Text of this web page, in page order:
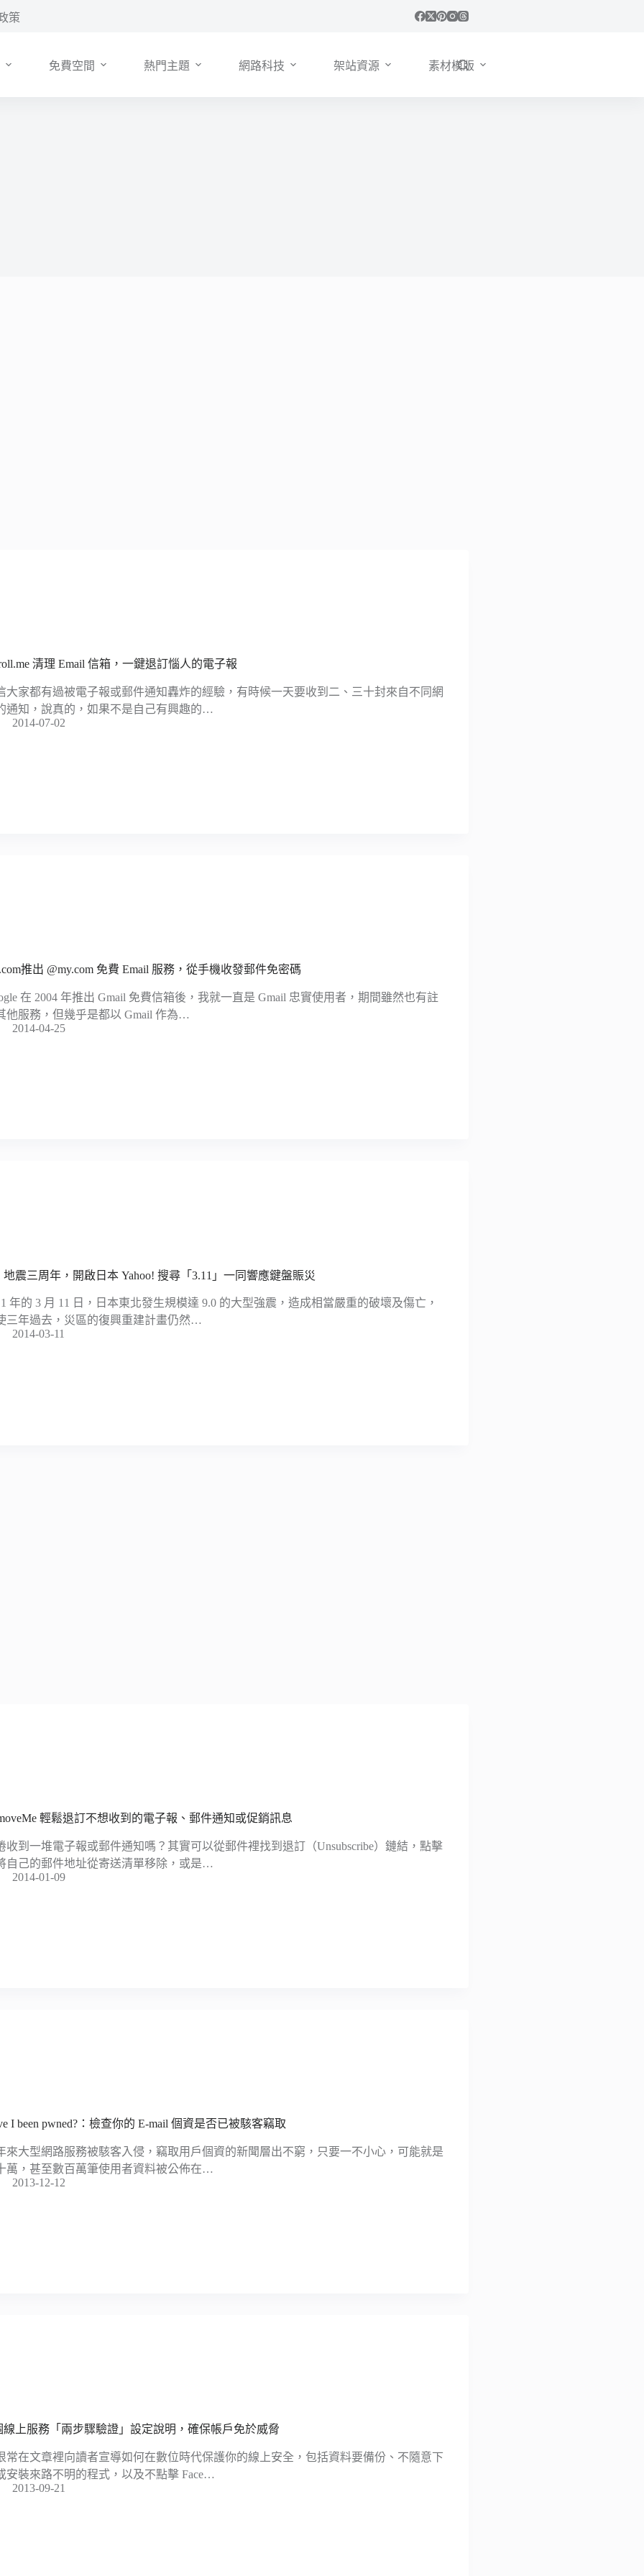
策
免費空間 熱門主題 網路科技 架站資源 素材模版
清理 Email 信箱，一鍵退訂惱人的電子報
大家都有過被電子報或郵件通知轟炸的經驗，有時候一天要收到二、三十封來自不同網
通知，說真的，如果不是自己有興趣的…
2014-07-02
推出 @my.com 免費 Email 服務，從手機收發郵件免密碼
在 2004 年推出 Gmail 免費信箱後，我就一直是 Gmail 忠實使用者，期間雖然也有註
他服務，但幾乎是都以 Gmail 作為…
2014-04-25
地震三周年，開啟日本 Yahoo! 搜尋「3.11」一同響應鍵盤賑災
年的 3 月 11 日，日本東北發生規模達 9.0 的大型強震，造成相當嚴重的破壞及傷亡，
三年過去，災區的復興重建計畫仍然…
2014-03-11
輕鬆退訂不想收到的電子報、郵件通知或促銷訊息
收到一堆電子報或郵件通知嗎？其實可以從郵件裡找到退訂（Unsubscribe）鏈結，點擊
自己的郵件地址從寄送清單移除，或是…
2014-01-09
I been pwned?：檢查你的 E-mail 個資是否已被駭客竊取
來大型網路服務被駭客入侵，竊取用戶個資的新聞層出不窮，只要一不小心，可能就是
萬，甚至數百萬筆使用者資料被公佈在…
2013-12-12
線上服務「兩步驟驗證」設定說明，確保帳戶免於威脅
常在文章裡向讀者宣導如何在數位時代保護你的線上安全，包括資料要備份、不隨意下
安裝來路不明的程式，以及不點擊 Face…
2013-09-21